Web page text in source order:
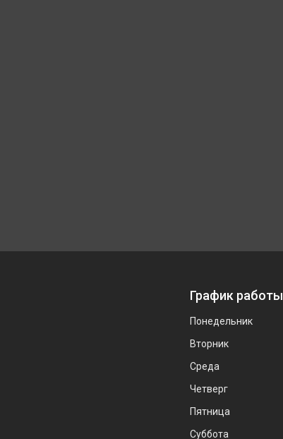
График работы
Понедельник
Вторник
Среда
Четверг
Пятница
Суббота